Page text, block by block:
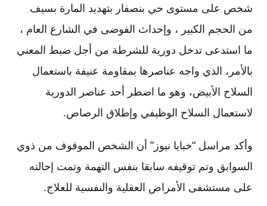
شخص على مستوى حي بنصفار بتهديد المارة بسيف
من الحجم الكبير ، وإحداث الفوضى في الشارع العام ،
ما استدعى تدخل دورية للشرطة من أجل ضبط المعني
بالأمر، الذي واجه عناصرها بمقاومة عنيفة باستعمال
السلاح الأبيض، وهو ما اضطر أحد عناصر الدورية
لاستعمال السلاح الوظيفي وإطلاق الرصاص.
وأكد مراسل “خبايا نيوز” أن الشخص الموقوف من ذوي
السوابق وتم توقيفه سابقا بنفس التهمة وتمت إحالته
على مستشفى الأمراض العقلية والنفسية للعلاج.